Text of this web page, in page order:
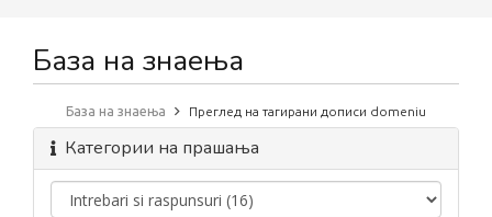
База на знаења
База на знаења Преглед на тагирани дописи domeniu
Категории на прашања